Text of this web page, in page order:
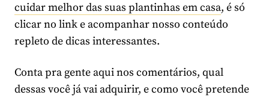
cuidar melhor das suas plantinhas em casa, é só
clicar no link e acompanhar nosso conteúdo
repleto de dicas interessantes.
Conta pra gente aqui nos comentários, qual
dessas você já vai adquirir, e como você pretende